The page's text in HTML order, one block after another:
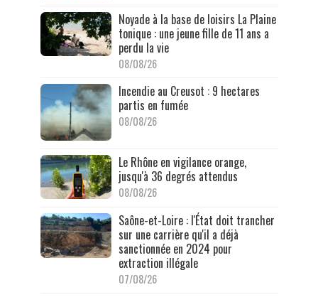
Noyade à la base de loisirs La Plaine
tonique : une jeune fille de 11 ans a
perdu la vie
08/08/26
Incendie au Creusot : 9 hectares
partis en fumée
08/08/26
Le Rhône en vigilance orange,
jusqu'à 36 degrés attendus
08/08/26
Saône-et-Loire : l'État doit trancher
sur une carrière qu'il a déjà
sanctionnée en 2024 pour
extraction illégale
07/08/26